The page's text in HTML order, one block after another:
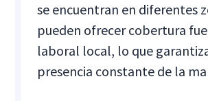
se encuentran en diferentes
pueden ofrecer cobertura
laboral local, lo que
presencia constante de la